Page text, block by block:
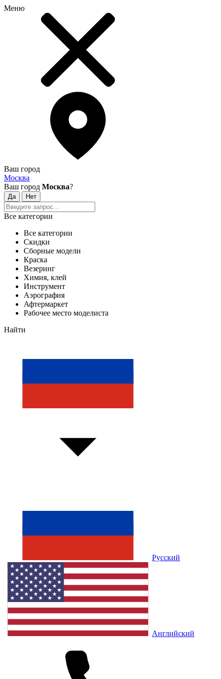
Меню
Ваш город
Москва
Ваш город Москва?
Все категории
Все категории
Скидки
Сборные модели
Краска
Везеринг
Химия, клей
Инструмент
Аэрография
Афтермаркет
Рабочее место моделиста
Найти
Русский
Английский